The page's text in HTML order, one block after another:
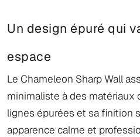
Un design épuré qui
espace
Le Chameleon Sharp Wall
minimaliste à des matériaux
lignes épurées et sa finition
apparence calme et